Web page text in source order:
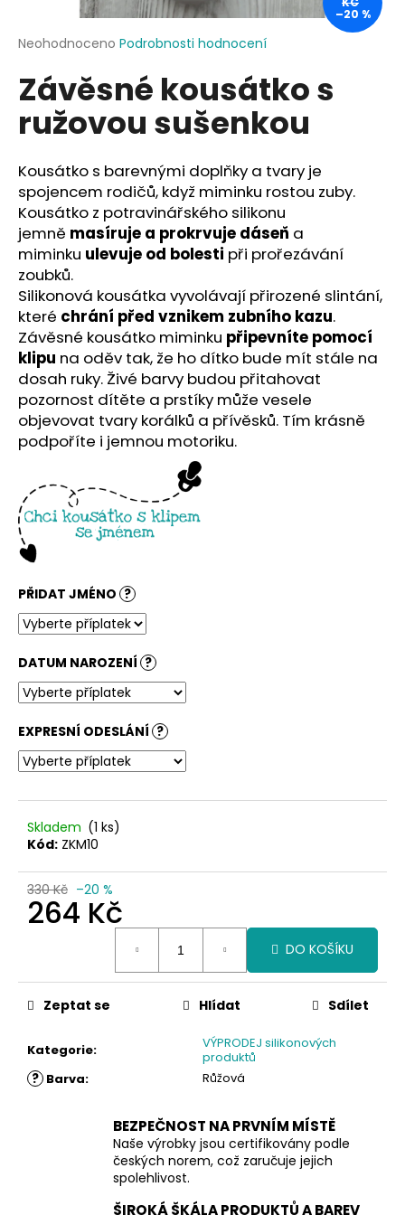
Průměrné
produktu
je
hvězdiček.
Neohodnoceno Podrobnosti hodnocení
Závěsné kousátko s
ružovou sušenkou
Kousátko s barevnými doplňky a tvary je
spojencem rodičů, když miminku rostou zuby.
Kousátko z potravinářského silikonu
jemně masíruje a prokrvuje dáseň a
miminku ulevuje od bolesti při prořezávání
zoubků.
Silikonová kousátka vyvolávají přirozené slintání,
které chrání před vznikem zubního kazu.
Závěsné kousátko miminku připevníte pomocí
klipu na oděv tak, že ho dítko bude mít stále na
dosah ruky. Živé barvy budou přitahovat
pozornost dítěte a prstíky může vesele
objevovat tvary korálků a přívěsků. Tím krásně
podpoříte i jemnou motoriku.
PŘIDAT JMÉNO ?
DATUM NAROZENÍ ?
EXPRESNÍ ODESLÁNÍ ?
Skladem (1 ks)
Kód: ZKM10
330 Kč –20 %
264 Kč
DO KOŠÍKU
Kategorie:
VÝPRODEJ silikonových
produktů
? Barva: Růžová
Zeptat se Hlídat Sdílet
–20 %
BEZPEČNOST NA PRVNÍM MÍSTĚ
Naše výrobky jsou certifikovány podle
českých norem, což zaručuje jejich
spolehlivost.
ŠIROKÁ ŠKÁLA PRODUKTŮ A BAREV
j
t
?
HLEDAT
D
o
p
o
r
u
č
u
j
m
e